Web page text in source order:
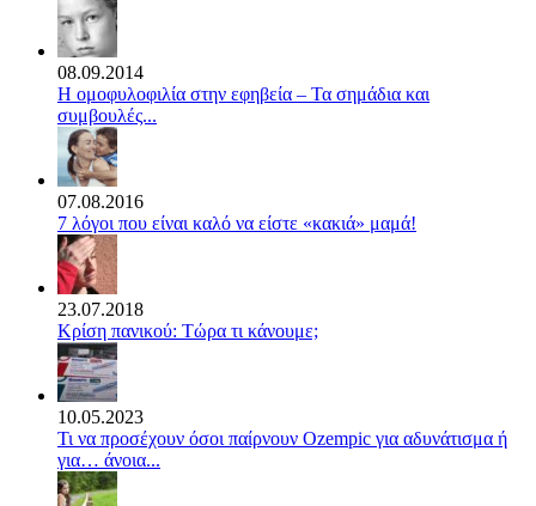
08.09.2014
Η ομοφυλοφιλία στην εφηβεία – Τα σημάδια και
συμβουλές...
07.08.2016
7 λόγοι που είναι καλό να είστε «κακιά» μαμά!
23.07.2018
Κρίση πανικού: Τώρα τι κάνουμε;
10.05.2023
Τι να προσέχουν όσοι παίρνουν Ozempic για αδυνάτισμα ή
για… άνοια...